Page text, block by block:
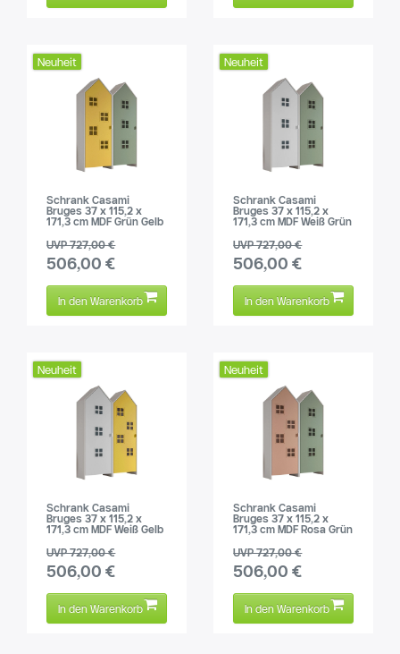
Neuheit
Schrank Casami
Bruges 37 x 115,2 x
171,3 cm MDF Grün Gelb
UVP 727,00 €
506,00 €
In den Warenkorb
Neuheit
Schrank Casami
Bruges 37 x 115,2 x
171,3 cm MDF Weiß Grün
UVP 727,00 €
506,00 €
In den Warenkorb
Neuheit
Schrank Casami
Bruges 37 x 115,2 x
171,3 cm MDF Weiß Gelb
UVP 727,00 €
506,00 €
In den Warenkorb
Neuheit
Schrank Casami
Bruges 37 x 115,2 x
171,3 cm MDF Rosa Grün
UVP 727,00 €
506,00 €
In den Warenkorb